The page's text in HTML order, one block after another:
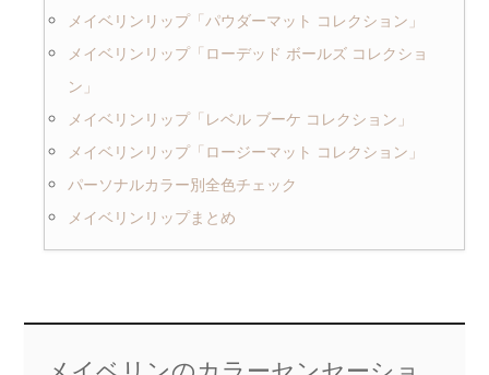
メイベリンリップ「パウダーマット コレクション」
メイベリンリップ「ローデッド ボールズ コレクショ
ン」
メイベリンリップ「レベル ブーケ コレクション」
メイベリンリップ「ロージーマット コレクション」
パーソナルカラー別全色チェック
メイベリンリップまとめ